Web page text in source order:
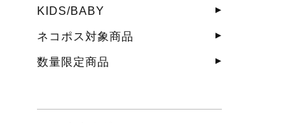
KIDS/BABY
ネコポス対象商品
数量限定商品